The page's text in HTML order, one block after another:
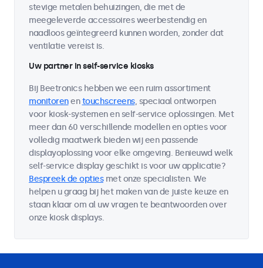
stevige metalen behuizingen, die met de
meegeleverde accessoires weerbestendig en
naadloos geïntegreerd kunnen worden, zonder dat
ventilatie vereist is.
Uw partner in self-service kiosks
Bij Beetronics hebben we een ruim assortiment
monitorenentouchscreens, speciaal ontworpen
voor kiosk-systemen en self-service oplossingen. Met
meer dan 60 verschillende modellen en opties voor
volledig maatwerk bieden wij een passende
displayoplossing voor elke omgeving. Benieuwd welk
self-service display geschikt is voor uw applicatie?
Bespreek de optiesmet onze specialisten. We
helpen u graag bij het maken van de juiste keuze en
staan klaar om al uw vragen te beantwoorden over
onze kiosk displays.